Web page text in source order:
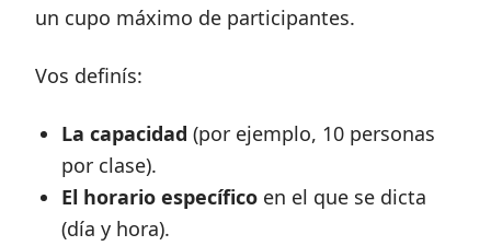
un cupo máximo de participantes.
Vos definís:
La capacidad (por ejemplo, 10 personas
por clase).
El horario específico en el que se dicta
(día y hora).